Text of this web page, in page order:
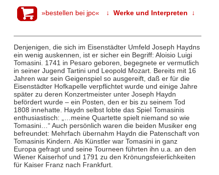
»bestellen bei jpc« ↓ Werke und Interpreten ↓
Denjenigen, die sich im Eisenstädter Umfeld Joseph Haydns
ein wenig auskennen, ist er sicher ein Begriff: Aloisio Luigi
Tomasini. 1741 in Pesaro geboren, begegnete er vermutlich
in seiner Jugend Tartini und Leopold Mozart. Bereits mit 16
Jahren war sein Geigenspiel so ausgereift, daß er für die
Eisenstädter Hofkapelle verpflichtet wurde und einige Jahre
später zu deren Konzertmeister unter Joseph Haydn
befördert wurde – ein Posten, den er bis zu seinem Tod
1808 innehatte. Haydn selbst lobte das Spiel Tomasinis
enthusiastisch: „…meine Quartette spielt niemand so wie
Tomasini…“ Auch persönlich waren die beiden Musiker eng
befreundet: Mehrfach übernahm Haydn die Patenschaft von
Tomasinis Kindern. Als Künstler war Tomasini in ganz
Europa gefragt und seine Tourneen führten ihn u.a. an den
Wiener Kaiserhof und 1791 zu den Krönungsfeierlichkeiten
für Kaiser Franz nach Frankfurt.